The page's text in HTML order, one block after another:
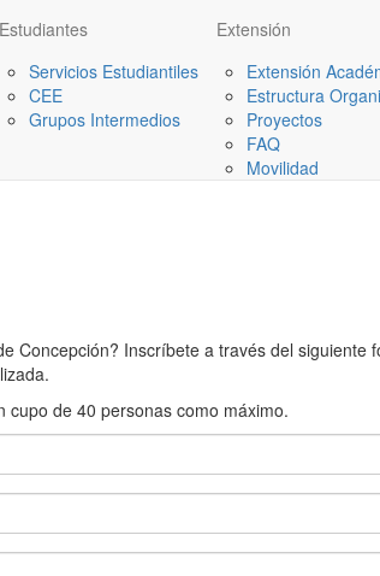
Estudiantes
Servicios Estudiantiles
CEE
Grupos Intermedios
Extensión
Extensión
Estructura
Proyectos
FAQ
Movilidad
Concepción? Inscríbete a través del
cupo de 40 personas como máximo.